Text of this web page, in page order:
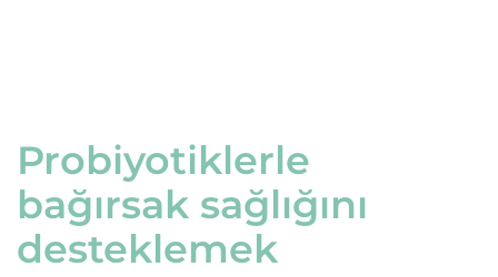
Probiyotiklerle
bağırsak sağlığını
desteklemek